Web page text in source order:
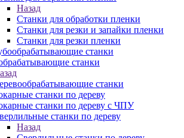
Назад
Станки для обработки пленки
Станки для резки и запайки пленки
Станки для резки пленки
станки
станки
станки
станки по дереву
станки по дереву с ЧПУ
станки по дереву
Назад